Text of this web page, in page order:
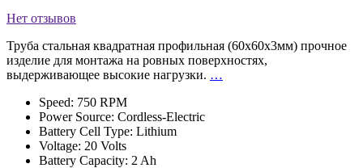
Нет отзывов
Труба стальная квадратная профильная (60х60х3мм) прочное
изделие для монтажа на ровных поверхностях,
выдерживающее высокие нагрузки. …
Speed: 750 RPM
Power Source: Cordless-Electric
Battery Cell Type: Lithium
Voltage: 20 Volts
Battery Capacity: 2 Ah